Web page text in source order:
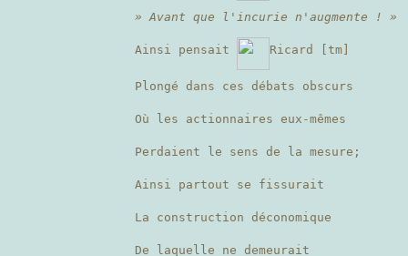
» Avant que l'incurie n'augmente ! »
Ainsi pensait Ricard [tm]
Plongé dans ces débats obscurs
Où les actionnaires eux-mêmes
Perdaient le sens de la mesure;
Ainsi partout se fissurait
La construction déconomique
De laquelle ne demeurait